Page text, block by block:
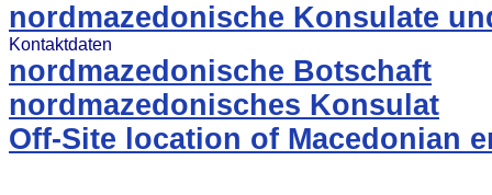
nordmazedonische Konsulate
Kontaktdaten
nordmazedonische Botschaft
nordmazedonisches Konsulat
Off-Site location of Macedonian